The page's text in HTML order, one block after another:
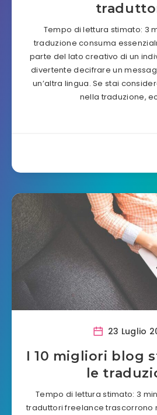
Tempo di lettura stimato: 3
traduzione consuma
parte del lato creativo di un
divertente decifrare un
un’altra lingua. Se stai
nella traduzione,
23 Luglio
I 10 migliori blog
le
Tempo di lettura stimato: 3
traduttori freelance trascorrono